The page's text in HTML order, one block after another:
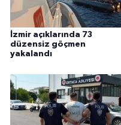
İzmir açıklarında 73
düzensiz göçmen
yakalandı